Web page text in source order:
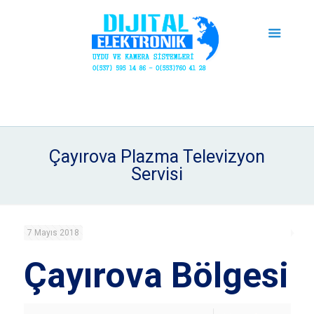
Çayırova Plazma Televizyon
Servisi
7 Mayıs 2018
Çayırova Bölgesi